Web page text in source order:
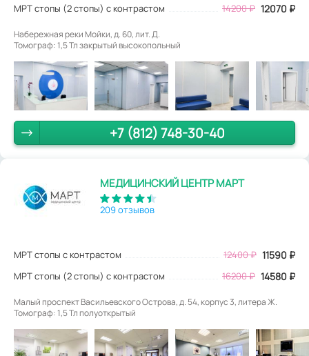
МРТ стопы (2 стопы) с контрастом 14200 ₽ 12070 ₽
Набережная реки Мойки, д. 60, лит. Д.
Томограф: 1,5 Тл закрытый высокопольный
+7 (812) 748-30-40
МЕДИЦИНСКИЙ ЦЕНТР МАРТ
209 отзывов
МРТ стопы с контрастом 12400₽ 11590 ₽
МРТ стопы (2 стопы) с контрастом 16200 ₽ 14580 ₽
Малый проспект Васильевского Острова, д. 54, корпус 3, литера Ж.
Томограф: 1,5 Тл полуоткрытый